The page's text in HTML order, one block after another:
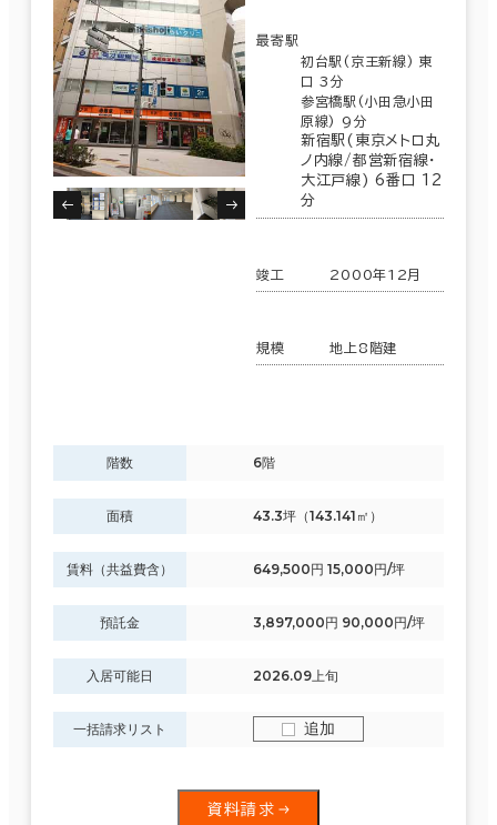
最寄駅
初台駅(京王新線) 東
口 3分
参宮橋駅(小田急小田
原線) 9分
新宿駅(東京メトロ丸
ノ内線/都営新宿線･
大江戸線) 6番口 12
分
竣工 2000年12月
規模 地上8階建
階数 6階
面積 43.3坪（143.141㎡）
賃料（共益費含） 649,500円 15,000円/坪
預託金 3,897,000円 90,000円/坪
入居可能日 2026.09上旬
一括請求リスト 追加
資料請求